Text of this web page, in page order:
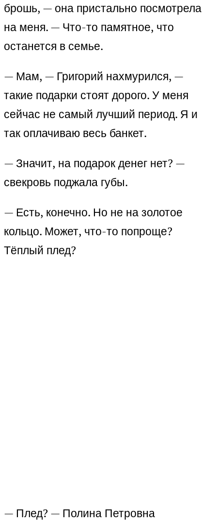
брошь, — она пристально посмотрела
на меня. — Что-то памятное, что
останется в семье.
— Мам, — Григорий нахмурился, —
такие подарки стоят дорого. У меня
сейчас не самый лучший период. Я и
так оплачиваю весь банкет.
— Значит, на подарок денег нет? —
свекровь поджала губы.
— Есть, конечно. Но не на золотое
кольцо. Может, что-то попроще?
Тёплый плед?
— Плед? — Полина Петровна